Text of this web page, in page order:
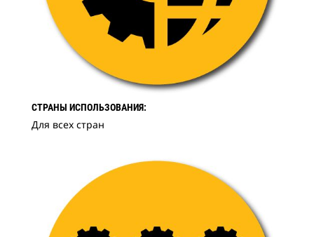
СТРАНЫ ИСПОЛЬЗОВАНИЯ:
Для всех стран